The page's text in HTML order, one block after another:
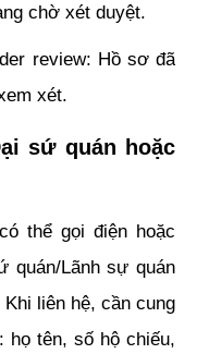
chờ xét duyệt.
review: Hồ sơ đã
xét.
sứ quán hoặc
thể gọi điện hoặc
quán/Lãnh sự quán
liên hệ, cần cung
họ tên, số hộ chiếu,